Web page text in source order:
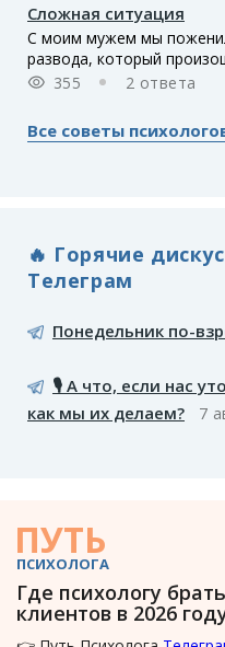
Сложная ситуация
С моим мужем мы
развода, который
355
2 ответа
Все советы
🔥 Горячие
Телеграм
Понедельник по-
🎙️ А что, если нас
как мы их делаем?
7
ПУТЬ
ПСИХОЛОГА
Где психологу брать
клиентов в 2026